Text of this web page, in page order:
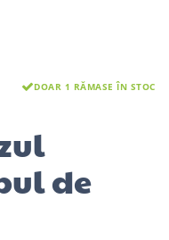
DOAR 1 RĂMASE ÎN STOC
de